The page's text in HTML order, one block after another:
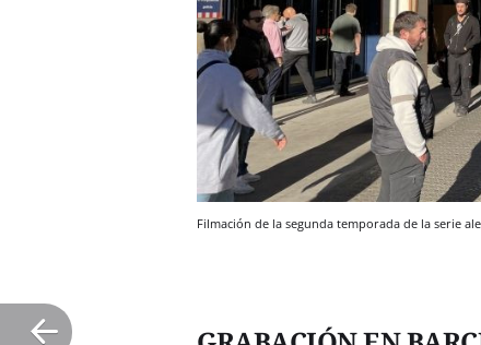
Filmación de la segunda temporada de la serie